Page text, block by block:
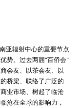
辐射中心的重要节点
势。过去两届“百侨会”
会友、以茶会友、以
桥梁、联络了广泛的
业市场、树起了临沧
沧在全球的影响力，